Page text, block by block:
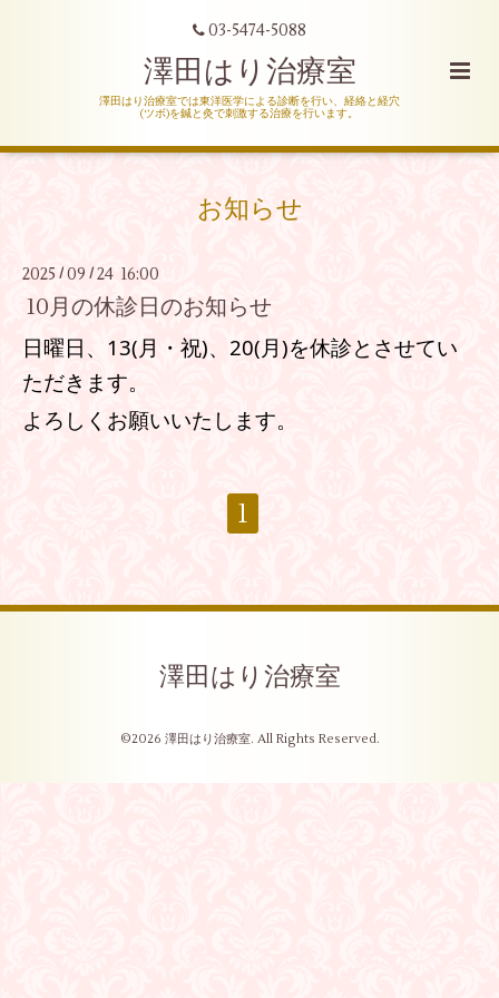
03-5474-5088
澤田はり治療室
澤田はり治療室では東洋医学による診断を行い、経絡と経穴
(ツボ)を鍼と灸で刺激する治療を行います。
お知らせ
2025 / 09 /24 16:00
10月の休診日のお知らせ
日曜日、13(月・祝)、 20(月)を休診とさせてい
ただきます。
よろしくお願いいたします。
1
澤田はり治療室
©2026 澤田はり治療室. All Rights Reserved.